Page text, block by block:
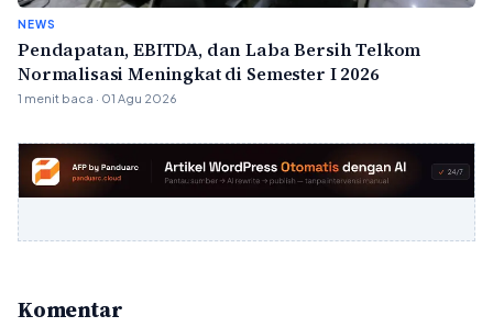
NEWS
Pendapatan, EBITDA, dan Laba Bersih Telkom
Normalisasi Meningkat di Semester I 2026
1 menit baca · 01 Agu 2026
Komentar